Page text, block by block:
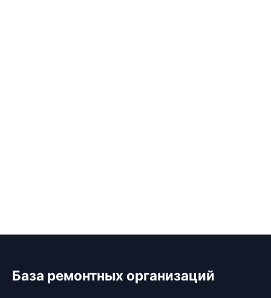
База ремонтных организаций